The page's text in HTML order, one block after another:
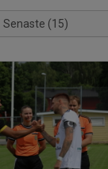
Senaste (15)